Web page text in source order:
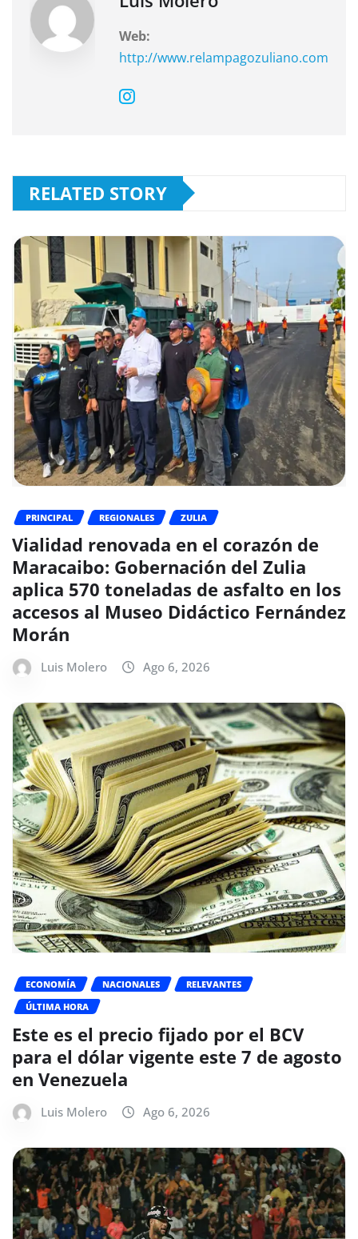
Web:
http://www.relampagozuliano.com
RELATED STORY
PRINCIPAL REGIONALES ZULIA
Vialidad renovada en el corazón de
Maracaibo: Gobernación del Zulia
aplica 570 toneladas de asfalto en los
accesos al Museo Didáctico Fernández
Morán
Luis Molero Ago 6, 2026
ECONOMÍA NACIONALES
RELEVANTES
ÚLTIMA HORA
Este es el precio fijado por el BCV
para el dólar vigente este 7 de agosto
en Venezuela
Luis Molero Ago 6, 2026